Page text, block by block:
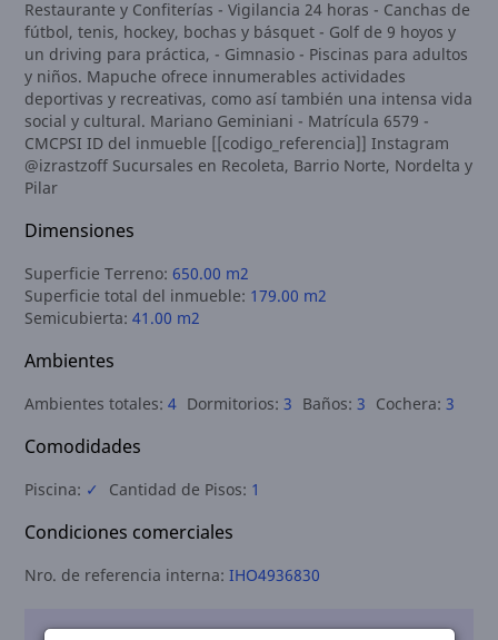
Restaurante y Confiterías - Vigilancia 24 horas - Canchas de
fútbol, tenis, hockey, bochas y básquet - Golf de 9 hoyos y
un driving para práctica, - Gimnasio - Piscinas para adultos
y niños. Mapuche ofrece innumerables actividades
deportivas y recreativas, como así también una intensa vida
social y cultural. Mariano Geminiani - Matrícula 6579 -
CMCPSI ID del inmueble [[codigo_referencia]] Instagram
@izrastzoff Sucursales en Recoleta, Barrio Norte, Nordelta y
Pilar
Dimensiones
Superficie Terreno:650.00 m2
Superficie total del inmueble: 179.00 m2
Semicubierta:41.00 m2
Ambientes
Ambientes totales:4 Dormitorios:3 Baños:3 Cochera:3
Comodidades
Piscina: ✓ Cantidad de Pisos: 1
Condiciones comerciales
Nro. de referencia interna:IHO4936830